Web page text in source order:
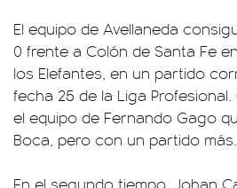
El equipo de Avellaneda
0 frente a Colón de Santa Fe
los Elefantes, en un partido
fecha 25 de la Liga
el equipo de Fernando Gago
Boca, pero con un partido más.